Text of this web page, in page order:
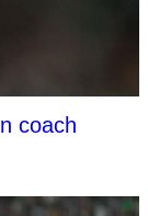
coach